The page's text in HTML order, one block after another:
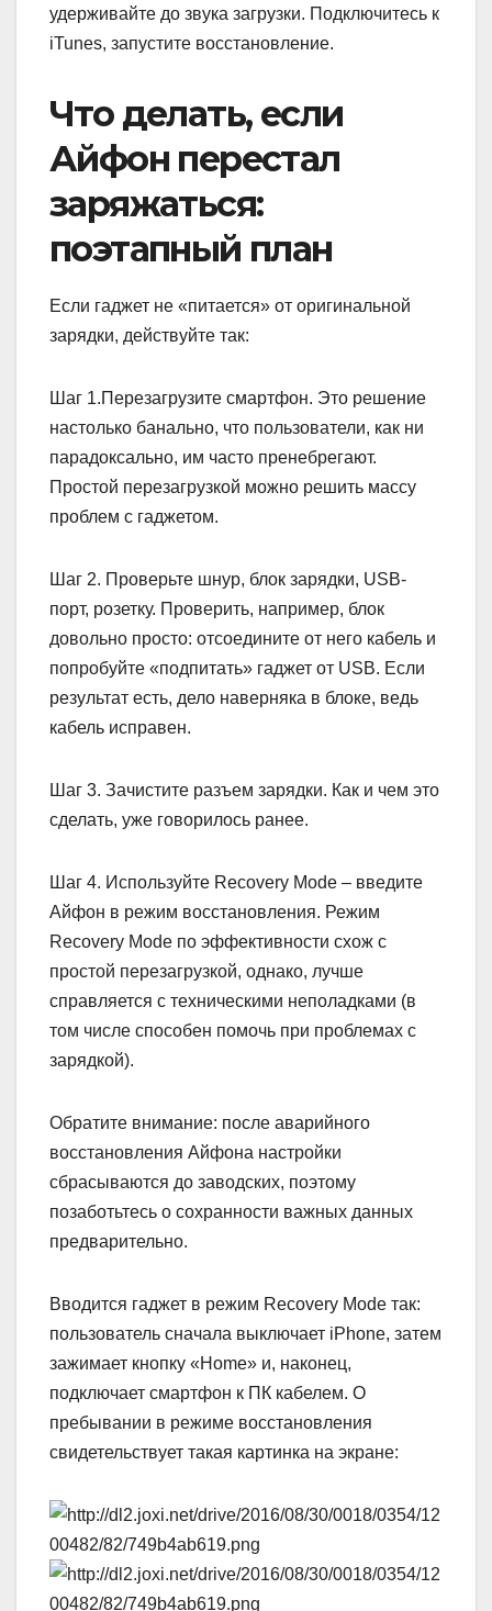
удерживайте до звука загрузки. Подключитесь к
iTunes, запустите восстановление.
Что делать, если
Айфон перестал
заряжаться:
поэтапный план
Если гаджет не «питается» от оригинальной
зарядки, действуйте так:
Шаг 1.Перезагрузите смартфон. Это решение
настолько банально, что пользователи, как ни
парадоксально, им часто пренебрегают.
Простой перезагрузкой можно решить массу
проблем с гаджетом.
Шаг 2. Проверьте шнур, блок зарядки, USB-
порт, розетку. Проверить, например, блок
довольно просто: отсоедините от него кабель и
попробуйте «подпитать» гаджет от USB. Если
результат есть, дело наверняка в блоке, ведь
кабель исправен.
Шаг 3. Зачистите разъем зарядки. Как и чем это
сделать, уже говорилось ранее.
Шаг 4. Используйте Recovery Mode – введите
Айфон в режим восстановления. Режим
Recovery Mode по эффективности схож с
простой перезагрузкой, однако, лучше
справляется с техническими неполадками (в
том числе способен помочь при проблемах с
зарядкой).
Обратите внимание: после аварийного
восстановления Айфона настройки
сбрасываются до заводских, поэтому
позаботьтесь о сохранности важных данных
предварительно.
Вводится гаджет в режим Recovery Mode так:
пользователь сначала выключает iPhone, затем
зажимает кнопку «Home» и, наконец,
подключает смартфон к ПК кабелем. О
пребывании в режиме восстановления
свидетельствует такая картинка на экране: